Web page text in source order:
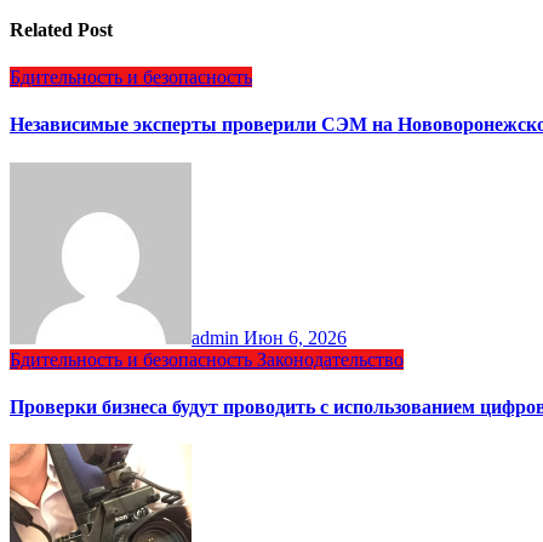
Related Post
Бдительность и безопасность
Независимые эксперты проверили СЭМ на
admin Июн 6, 2026
Бдительность и безопасность Законодательство
Проверки бизнеса будут проводить с использованием